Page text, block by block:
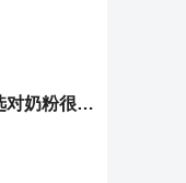
新生儿胃肠道不适？选对奶粉很重要！